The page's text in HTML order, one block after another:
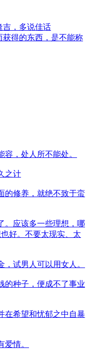
吉，多说佳话
得的东西，是不能称
，处人所不能处。
之计
的修养，就绝不致于蛮
。应该多一些理想，哪
好。不要太现实、太
试男人可以用女人。
的种子，便成不了事业
在希望和忧郁之中自暴
情。